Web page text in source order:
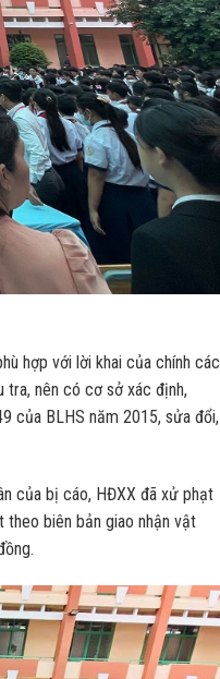
hợp với lời khai của chính các
nên có cơ sở xác định,
của BLHS năm 2015, sửa đổi,
của bị cáo, HĐXX đã xử phạt
biên bản giao nhận vật